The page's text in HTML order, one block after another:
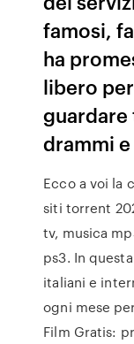
famosi,
ha
libero
drammi
Ecco a voi la
siti torrent
tv, musica
ps3. In
italiani e
ogni mese
Film Gratis: